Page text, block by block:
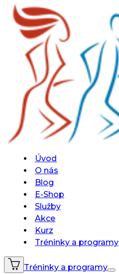
Úvod
O nás
Blog
E-Shop
Služby
Akce
Kurz
Tréninky a programy
Tréninky a programy